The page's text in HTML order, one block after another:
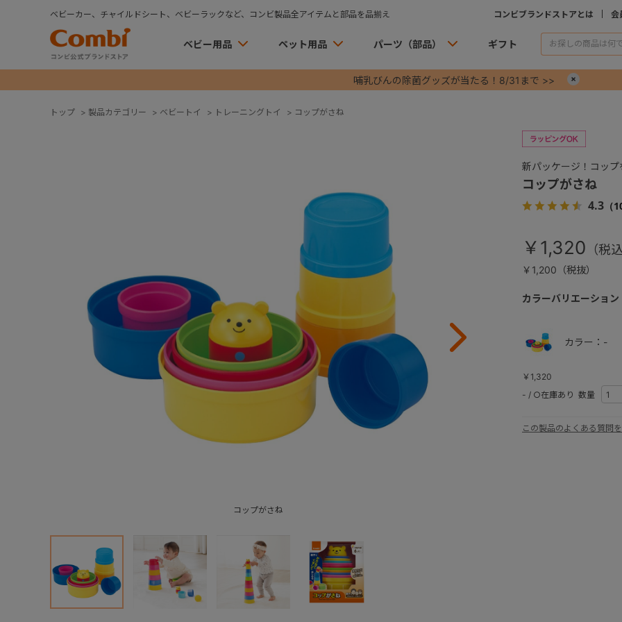
ベビーカー、チャイルドシート、ベビーラックなど、コンビ製品全アイテムと部品を品揃え コンビブランドストアとは 会
ベビー用品 ペット用品 パーツ（部品） ギフト
哺乳びんの除菌グッズが当たる！8/31まで >>
トップ > 製品カテゴリー > ベビートイ > トレーニングトイ > コップがさね
コップがさね
新パッケージ！コップ
コップがさね
4.3 （
￥1,320
￥1,200（税抜）
カラーバリエーション
カラー：-
￥1,320
- / ○在庫あり 数量
この製品のよくある質問